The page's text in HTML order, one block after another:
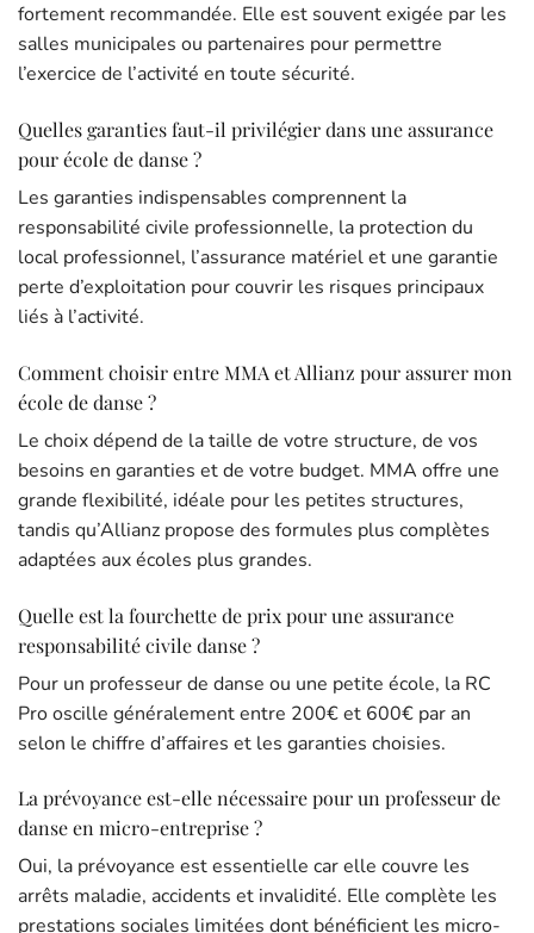
fortement recommandée. Elle est souvent exigée par les
salles municipales ou partenaires pour permettre
l’exercice de l’activité en toute sécurité.
Quelles garanties faut-il privilégier dans une assurance
pour école de danse ?
Les garanties indispensables comprennent la
responsabilité civile professionnelle, la protection du
local professionnel, l’assurance matériel et une garantie
perte d’exploitation pour couvrir les risques principaux
liés à l’activité.
Comment choisir entre MMA et Allianz pour assurer mon
école de danse ?
Le choix dépend de la taille de votre structure, de vos
besoins en garanties et de votre budget. MMA offre une
grande flexibilité, idéale pour les petites structures,
tandis qu’Allianz propose des formules plus complètes
adaptées aux écoles plus grandes.
Quelle est la fourchette de prix pour une assurance
responsabilité civile danse ?
Pour un professeur de danse ou une petite école, la RC
Pro oscille généralement entre 200€ et 600€ par an
selon le chiffre d’affaires et les garanties choisies.
La prévoyance est-elle nécessaire pour un professeur de
danse en micro-entreprise ?
Oui, la prévoyance est essentielle car elle couvre les
arrêts maladie, accidents et invalidité. Elle complète les
prestations sociales limitées dont bénéficient les micro-